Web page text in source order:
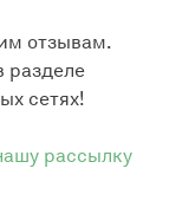
отзывам.
разделе
сетях!
рассылку